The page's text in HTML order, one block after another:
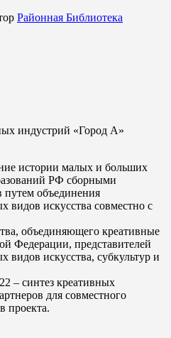
Районная Библиотека
индустрий «Город А»
истории малых и больших
РФ сборными
путем объединения
видов искусства совместно с
объединяющего креативные
Федерации, представителей
искусства, субкультур и
– синтез креативных
для совместного
проекта.